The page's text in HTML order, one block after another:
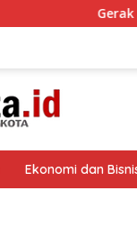
Respons
Ekonomi dan